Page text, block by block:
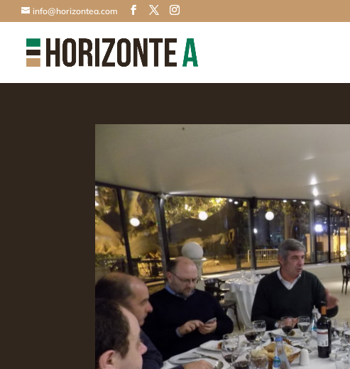
info@horizontea.com